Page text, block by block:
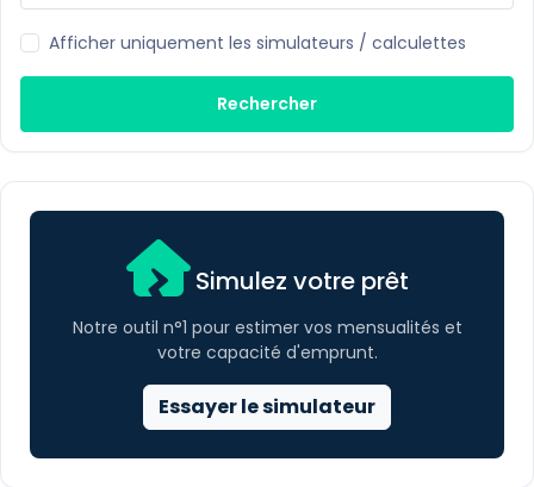
Afficher uniquement les simulateurs / calculettes
Rechercher
Simulez votre prêt
Notre outil n°1 pour estimer vos mensualités et
votre capacité d'emprunt.
Essayer le simulateur